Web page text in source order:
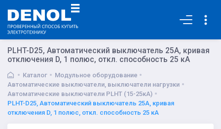
PLHT-D25, Автоматический выключатель 25А, кривая
отключения D, 1 полюс, откл. способность 25 кА
Каталог
Модульное оборудование
Автоматические выключатели, выключатели нагрузки
Автоматические выключатели PLHT (15-25кА)
PLHT-D25, Автоматический выключатель 25А, кривая
отключения D, 1 полюс, откл. способность 25 кА